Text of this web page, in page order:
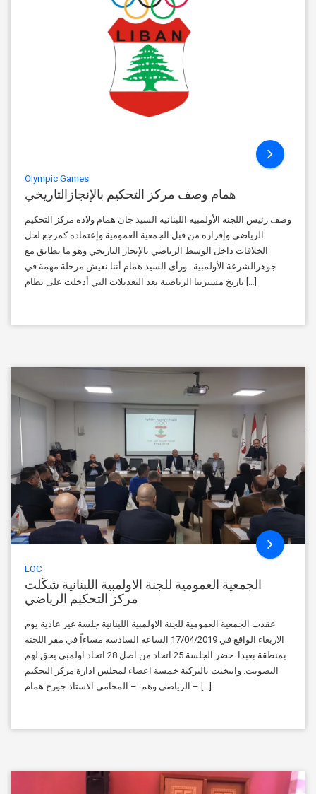
Olympic Games
همام وصف مركز التحكيم بالإنجازالتاريخي
وصف رئيس اللجنة الأولمبية اللبنانية السيد جان همام ولادة مركز التحكيم
الرياضي وإقراره من قبل الجمعية العمومية وإعتماده كمرجع لحل
الخلافات داخل الوسط الرياضي بالإنجاز التاريخي وهو ما يطابق مع
جوهرالشرعة الأولمبية . ورأى السيد همام أننا نعيش مرحلة مهمة في
تاريخ مسيرتنا الرياضية بعد التعديلات التي أدخلت على نظام […]
LOC
الجمعية العمومية للجنة الاولمبية اللبنانية شكّلت
مركز التحكيم الرياضي
عقدت الجمعية العمومية للجنة الاولمبية اللبنانية جلسة غير عادية يوم
الاربعاء الواقع في 17/04/2019 الساعة السادسة مساءاً في مقر اللجنة
بمنطقة بعبدا. حضر الجلسة 25 اتحاد من اصل 28 اتحاد اولمبي يحق لهم
التصويت. وانتخبت بالتزكية خمسة اعضاء لمجلس ادارة مركز التحكيم
الرياضي وهم: – المحامي الاستاذ جورج همام – […]